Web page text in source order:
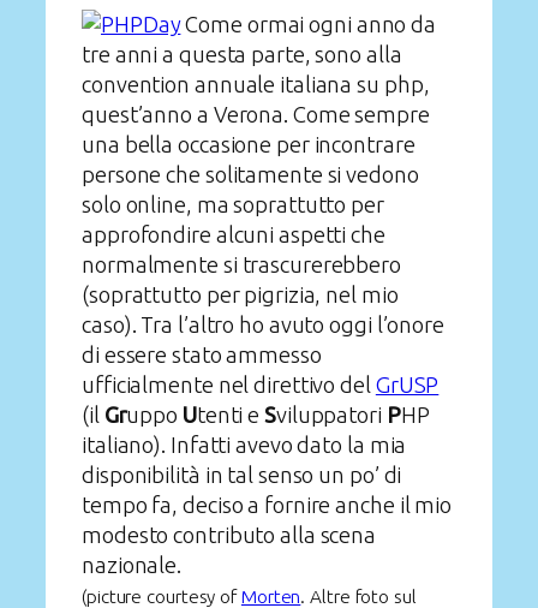
Come ormai ogni anno da
tre anni a questa parte, sono alla
convention annuale italiana su php,
quest’anno a Verona. Come sempre
una bella occasione per incontrare
persone che solitamente si vedono
solo online, ma soprattutto per
approfondire alcuni aspetti che
normalmente si trascurerebbero
(soprattutto per pigrizia, nel mio
caso). Tra l’altro ho avuto oggi l’onore
di essere stato ammesso
ufficialmente nel direttivo del GrUSP
(il Gruppo Utenti e Sviluppatori PHP
italiano). Infatti avevo dato la mia
disponibilità in tal senso un po’ di
tempo fa, deciso a fornire anche il mio
modesto contributo alla scena
nazionale.
(picture courtesy ofMorten. Altre foto sul